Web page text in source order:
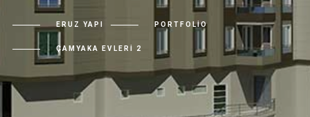
ERUZ YAPI PORTFOLIO
ÇAMYAKA EVLERI 2